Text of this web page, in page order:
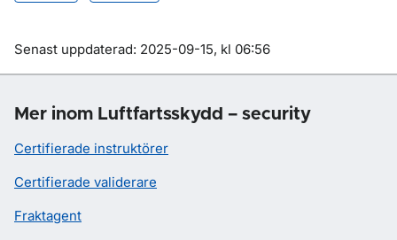
Om sidan
Senast uppdaterad: 2025-09-15, kl 06:56
Mer inom Luftfartsskydd – security
Certifierade instruktörer
Certifierade validerare
Fraktagent